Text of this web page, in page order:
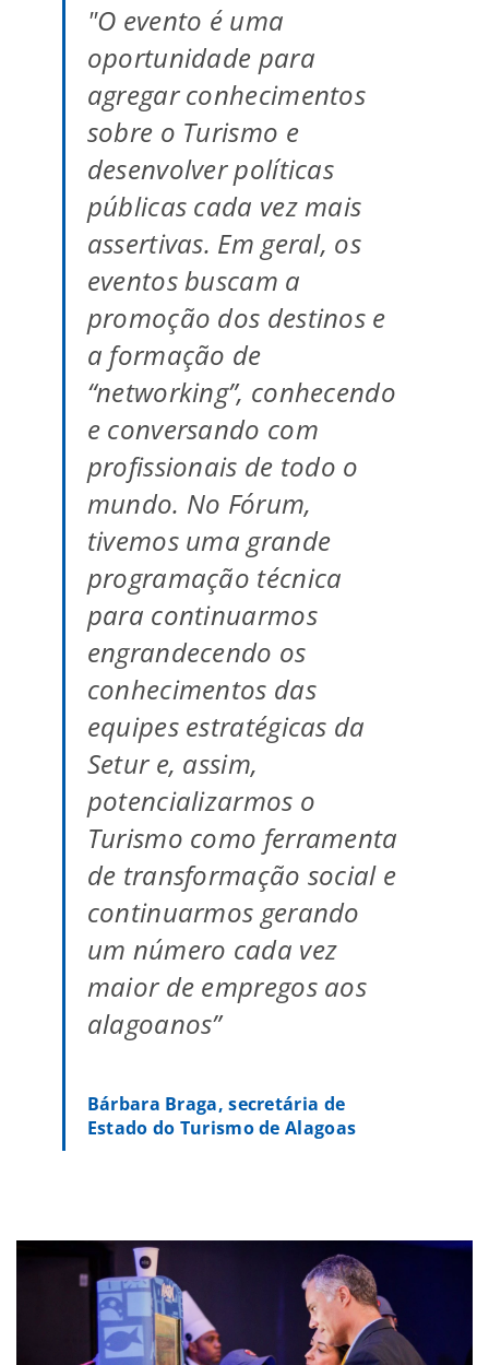
"O evento é uma
oportunidade para
agregar conhecimentos
sobre o Turismo e
desenvolver políticas
públicas cada vez mais
assertivas. Em geral, os
eventos buscam a
promoção dos destinos e
a formação de
“networking”, conhecendo
e conversando com
profissionais de todo o
mundo. No Fórum,
tivemos uma grande
programação técnica
para continuarmos
engrandecendo os
conhecimentos das
equipes estratégicas da
Setur e, assim,
potencializarmos o
Turismo como ferramenta
de transformação social e
continuarmos gerando
um número cada vez
maior de empregos aos
alagoanos”
Bárbara Braga, secretária de
Estado do Turismo de Alagoas